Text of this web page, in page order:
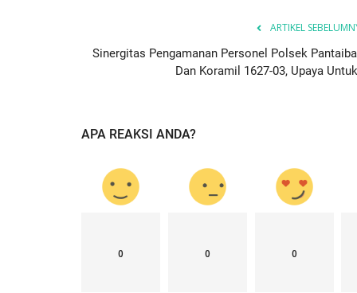
ARTIKEL
Sinergitas Pengamanan Personel Polsek
Dan Koramil 1627-03, Upaya
APA REAKSI ANDA?
0 0 0